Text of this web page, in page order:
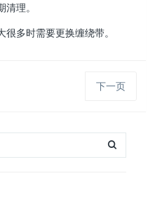
理。
多时需要更换缠绕带。
下一页